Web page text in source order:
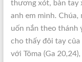
thương xót, bàn tay
anh em mình.
uốn nắn theo thánh
cho thấy đôi tay
với Tôma (Ga